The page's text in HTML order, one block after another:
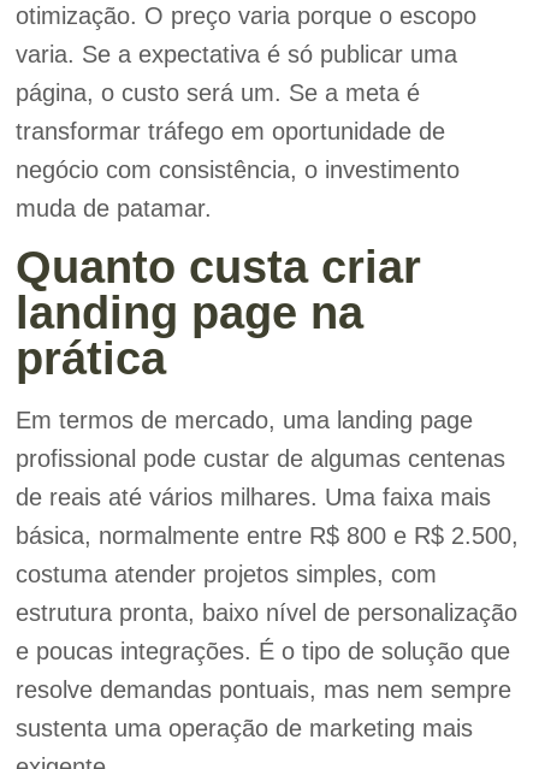
otimização. O preço varia porque o escopo
varia. Se a expectativa é só publicar uma
página, o custo será um. Se a meta é
transformar tráfego em oportunidade de
negócio com consistência, o investimento
muda de patamar.
Quanto custa criar
landing page na
prática
Em termos de mercado, uma landing page
profissional pode custar de algumas centenas
de reais até vários milhares. Uma faixa mais
básica, normalmente entre R$ 800 e R$ 2.500,
costuma atender projetos simples, com
estrutura pronta, baixo nível de personalização
e poucas integrações. É o tipo de solução que
resolve demandas pontuais, mas nem sempre
sustenta uma operação de marketing mais